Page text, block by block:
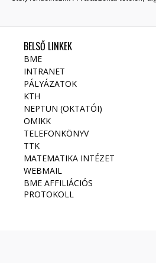
BELSŐ LINKEK
BME
INTRANET
PÁLYÁZATOK
KTH
NEPTUN (OKTATÓI)
OMIKK
TELEFONKÖNYV
TTK
MATEMATIKA INTÉZET
WEBMAIL
BME AFFILIÁCIÓS
PROTOKOLL